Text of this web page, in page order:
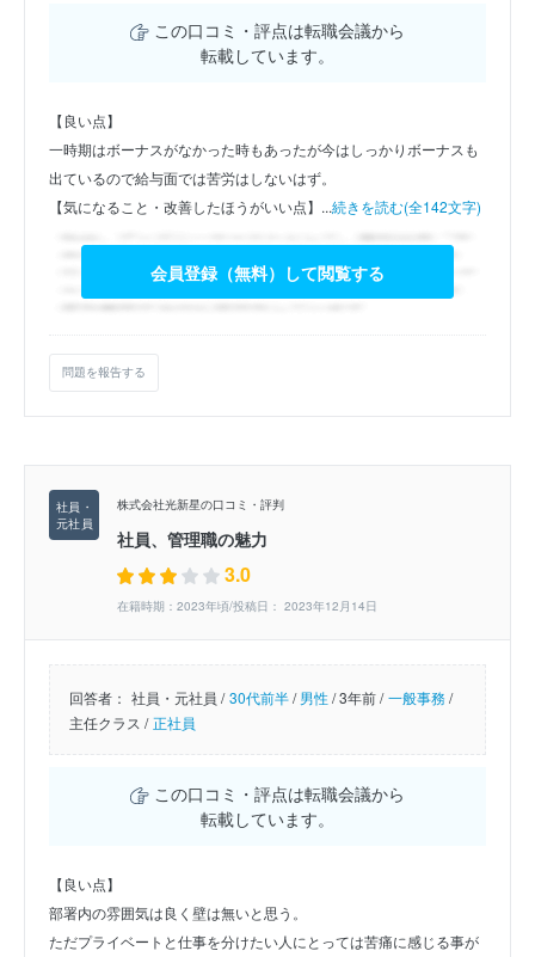
この口コミ・評点は転職会議から
転載しています。
【良い点】
一時期はボーナスがなかった時もあったが今はしっかりボーナスも
出ているので給与面では苦労はしないはず。
【気になること・改善したほうがいい点】...続きを読む(全142文字)
会員登録（無料）して閲覧する
問題を報告する
株式会社光新星の口コミ・評判
社員、管理職の魅力
3.0
在籍時期：2023年頃/投稿日： 2023年12月14日
回答者： 社員・元社員 / 30代前半/男性/3年前 / 一般事務/
主任クラス / 正社員
この口コミ・評点は転職会議から
転載しています。
【良い点】
部署内の雰囲気は良く壁は無いと思う。
ただプライベートと仕事を分けたい人にとっては苦痛に感じる事が